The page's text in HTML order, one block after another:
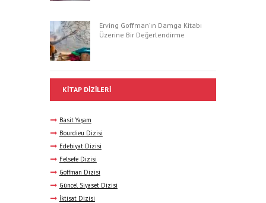
Erving Goffman’ın Damga Kitabı
Üzerine Bir Değerlendirme
KITAP DIZILERI
Basit Yaşam
Bourdieu Dizisi
Edebiyat Dizisi
Felsefe Dizisi
Goffman Dizisi
Güncel Siyaset Dizisi
İktisat Dizisi